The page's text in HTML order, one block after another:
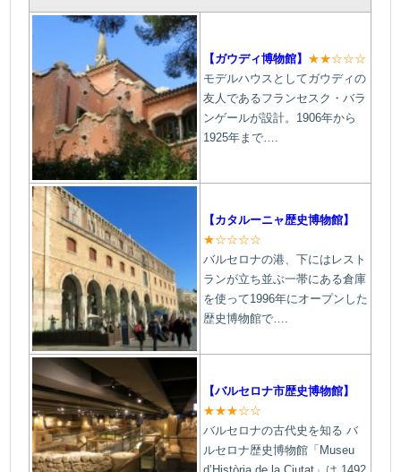
【ガウディ博物館】 ★★☆☆☆
モデルハウスとしてガウディの
友人であるフランセスク・バラ
ンゲールが設計。1906年から
1925年まで….
【カタルーニャ歴史博物館】
★☆☆☆☆
バルセロナの港、下にはレスト
ランが立ち並ぶ一帯にある倉庫
を使って1996年にオープンした
歴史博物館で….
【バルセロナ市歴史博物館】
★★★☆☆
バルセロナの古代史を知る バ
ルセロナ歴史博物館「Museu